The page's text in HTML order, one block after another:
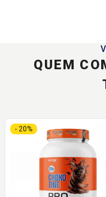
QUEM
- 20%